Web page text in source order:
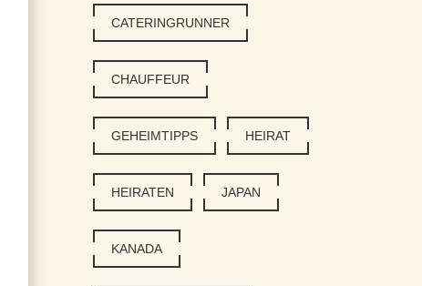
CATERINGRUNNER
CHAUFFEUR
GEHEIMTIPPS HEIRAT
HEIRATEN JAPAN
KANADA